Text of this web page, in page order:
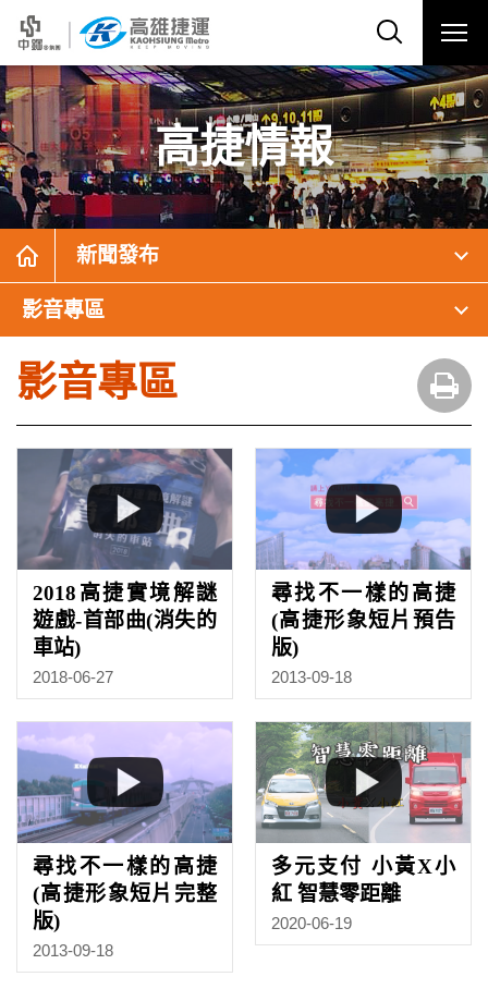
高捷情報
新聞發布
影音專區
影音專區
2018高捷實境解謎
遊戲-首部曲(消失的
車站)
2018-06-27
尋找不一樣的高捷
(高捷形象短片預告
版)
2013-09-18
尋找不一樣的高捷
(高捷形象短片完整
版)
2013-09-18
多元支付 小黃X小
紅 智慧零距離
2020-06-19